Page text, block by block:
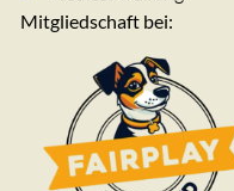
Mitgliedschaft bei: